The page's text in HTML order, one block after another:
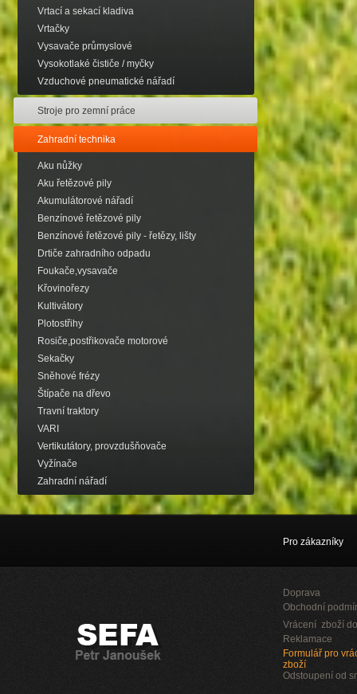
Vrtací a sekací kladiva
Vrtačky
Vysavače průmyslové
Vysokotlaké čističe / myčky
Vzduchové pneumatické nářadí
Stroje pro zemní práce
Zahradní technika
Aku nůžky
Aku řetězové pily
Akumulátorové nářadí
Benzínové řetězové pily
Benzínové řetězové pily - řetězy, lišty
Drtiče zahradního odpadu
Foukače,vysavače
Křovinořezy
Kultivátory
Plotostřihy
Rosiče,postřikovače motorové
Sekačky
Sněhové frézy
Štípače na dřevo
Travní traktory
VARI
Vertikutátory, provzdušňovače
Vyžínače
Zahradní nářadí
Pro zákazníky
Doprava
Obchodní
Vrácení zboží
Reklamace
Formulář pro
zboží
Odstoupení od